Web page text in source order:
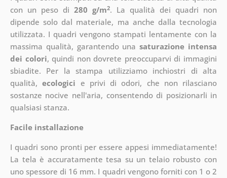
con un peso di 280 g/m2. La qualità dei quadri non
dipende solo dal materiale, ma anche dalla tecnologia
utilizzata. I quadri vengono stampati lentamente con la
massima qualità, garantendo unasaturazione intensa
dei colori, quindi non dovrete preoccuparvi di immagini
sbiadite. Per la stampa utilizziamo inchiostri di alta
qualità,ecologici e privi di odori, che non rilasciano
sostanze nocive nell'aria, consentendo di posizionarli in
qualsiasi stanza.
Facile installazione
I quadri sono pronti per essere appesi immediatamente!
La tela è accuratamente tesa su un telaio robusto con
uno spessore di 16 mm. I quadri vengono forniti con 1 o 2